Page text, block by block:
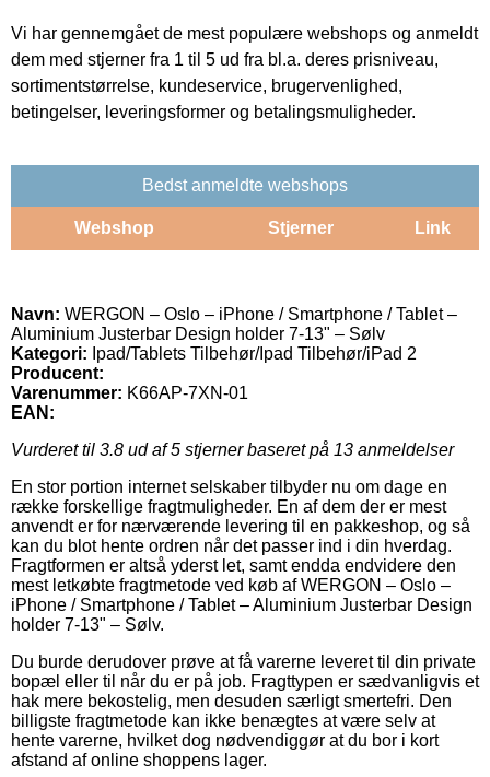
Vi har gennemgået de mest populære webshops og anmeldt
dem med stjerner fra 1 til 5 ud fra bl.a. deres prisniveau,
sortimentstørrelse, kundeservice, brugervenlighed,
betingelser, leveringsformer og betalingsmuligheder.
Bedst anmeldte webshops
Webshop Stjerner Link
Navn: WERGON – Oslo – iPhone / Smartphone / Tablet –
Aluminium Justerbar Design holder 7-13" – Sølv
Kategori: Ipad/Tablets Tilbehør/Ipad Tilbehør/iPad 2
Producent:
Varenummer: K66AP-7XN-01
EAN:
Vurderet til 3.8 ud af 5 stjerner baseret på 13 anmeldelser
En stor portion internet selskaber tilbyder nu om dage en
række forskellige fragtmuligheder. En af dem der er mest
anvendt er for nærværende levering til en pakkeshop, og så
kan du blot hente ordren når det passer ind i din hverdag.
Fragtformen er altså yderst let, samt endda endvidere den
mest letkøbte fragtmetode ved køb af WERGON – Oslo –
iPhone / Smartphone / Tablet – Aluminium Justerbar Design
holder 7-13" – Sølv.
Du burde derudover prøve at få varerne leveret til din private
bopæl eller til når du er på job. Fragttypen er sædvanligvis et
hak mere bekostelig, men desuden særligt smertefri. Den
billigste fragtmetode kan ikke benægtes at være selv at
hente varerne, hvilket dog nødvendiggør at du bor i kort
afstand af online shoppens lager.